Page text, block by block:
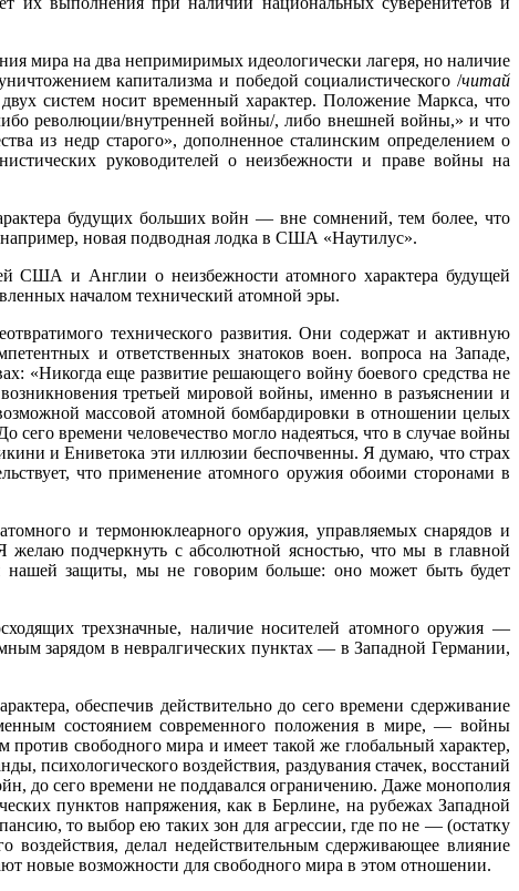
мира на два не­примиримых идеологически лагеря, но наличие
капитализма и победой социалистического /читай
систем носит временный характер. Положение Маркса, что
революции/внутренней войны/, либо внешней войны,» и что
из недр старого», дополненное сталин­ским определением о
ру­ководителей о неизбежности и праве войны на
будущих больших войн — вне сомнений, тем более, что
например, новая подводная лодка в США «Наутилус».
США и Англии о неизбежно­сти атомного характера будущей
началом технический атомной эры.
технического раз­вития. Они содержат и активную
и ответственных знатоков воен. вопроса на Западе,
«Никогда еще развитие решающего войну боевого средства не
третьей мировой войны, именно в разъяснении и
массовой атомной бомбардировки в отношении целых
времени чело­вечество могло надеяться, что в случае войны
и Ениветока эти иллюзии беспочвенны. Я думаю, что страх
что применение атомно­го оружия обоими сторонами в
и термонюклеарного оружия, управляемых снарядов и
желаю подчеркнуть с абсолютной ясностью, что мы в главной
нашей защиты, мы не говорим больше: оно может быть будет
трехзначные, наличие носителей атомного оружия —
зарядом в невралгических пунктах — в Западной Германии,
обеспечив действительно до сего времени сдерживание
состоянием современного положения в мире, — войны
свободного мира и имеет такой же глобальный характер,
психологического воздействия, раздувания стачек, восстаний
до сего времени не поддавался ограничению. Даже монополия
пунктов напряжения, как в Берлине, на рубежах Западной
то выбор ею таких зон для агрессии, где по не — (остатку
делал недействительным сдерживающее влияние
новые возможности для свободного мира в этом отношении.